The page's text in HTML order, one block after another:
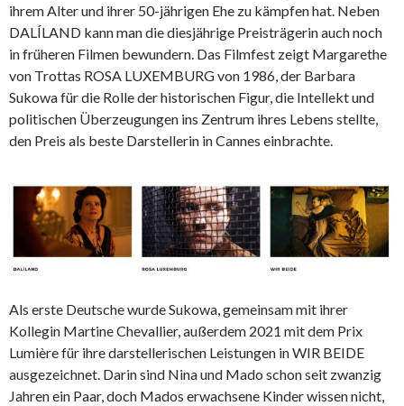
ihrem Alter und ihrer 50-jährigen Ehe zu kämpfen hat. Neben
DALÍLAND kann man die diesjährige Preisträgerin auch noch
in früheren Filmen bewundern. Das Filmfest zeigt Margarethe
von Trottas ROSA LUXEMBURG von 1986, der Barbara
Sukowa für die Rolle der historischen Figur, die Intellekt und
politischen Überzeugungen ins Zentrum ihres Lebens stellte,
den Preis als beste Darstellerin in Cannes einbrachte.
Als erste Deutsche wurde Sukowa, gemeinsam mit ihrer
Kollegin Martine Chevallier, außerdem 2021 mit dem Prix
Lumière für ihre darstellerischen Leistungen in WIR BEIDE
ausgezeichnet. Darin sind Nina und Mado schon seit zwanzig
Jahren ein Paar, doch Mados erwachsene Kinder wissen nicht,